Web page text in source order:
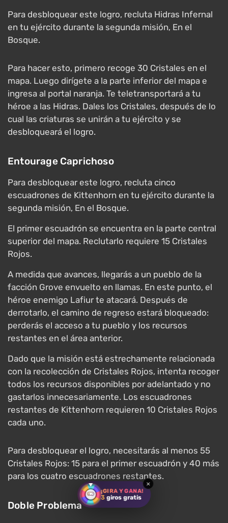
¡GIRA Y GANA!
3 giros gratis
×
Para desbloquear este logro, recluta Hidras Infernal
en tu ejército durante la segunda misión, En el
Bosque.
Para hacer esto, primero recoge 30 Cristales en el
mapa. Luego dirígete a la parte inferior del mapa e
ingresa al portal naranja. Te teletransportará a tu
héroe a las Hidras. Dales los Cristales, después de lo
cual las criaturas se unirán a tu ejército y se
desbloqueará el logro.
Entourage Caprichoso
Para desbloquear este logro, recluta cinco
escuadrones de Kittenhorn en tu ejército durante la
segunda misión, En el Bosque.
El primer escuadrón se encuentra en la parte central
superior del mapa. Reclutarlo requiere 15 Cristales
Rojos.
A medida que avances, llegarás a un pueblo de la
facción Grove envuelto en llamas. En este punto, el
héroe enemigo Lafiur te atacará. Después de
derrotarlo, el camino de regreso estará bloqueado:
perderás el acceso a tu pueblo y los recursos
restantes en el área anterior.
Dado que la misión está estrechamente relacionada
con la recolección de Cristales Rojos, intenta recoger
todos los recursos disponibles por adelantado y no
gastarlos innecesariamente. Los escuadrones
restantes de Kittenhorn requieren 10 Cristales Rojos
cada uno.
Para desbloquear el logro, necesitarás al menos 55
Cristales Rojos: 15 para el primer escuadrón y 40 más
para los cuatro escuadrones restantes.
Doble Problema